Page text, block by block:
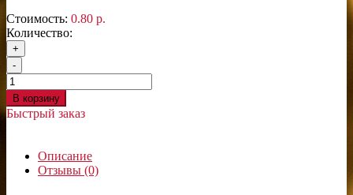
Стоимость: 0.80 р.
Количество:
+
-
В корзину
Быстрый заказ
Описание
Отзывы (0)